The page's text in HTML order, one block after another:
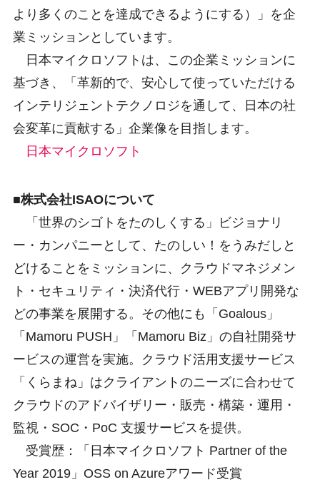
より多くのことを達成できるようにする）」を企
業ミッションとしています。
日本マイクロソフトは、この企業ミッションに
基づき、「革新的で、安心して使っていただける
インテリジェントテクノロジを通して、日本の社
会変革に貢献する」企業像を目指します。
日本マイクロソフト
■株式会社ISAOについて
「世界のシゴトをたのしくする」ビジョナリ
ー・カンパニーとして、たのしい！をうみだしと
どけることをミッションに、クラウドマネジメン
ト・セキュリティ・決済代行・WEBアプリ開発な
どの事業を展開する。その他にも「Goalous」
「Mamoru PUSH」「Mamoru Biz」の自社開発サ
ービスの運営を実施。クラウド活用支援サービス
「くらまね」はクライアントのニーズに合わせて
クラウドのアドバイザリー・販売・構築・運用・
監視・SOC・PoC 支援サービスを提供。
受賞歴：「日本マイクロソフト Partner of the
Year 2019」OSS on Azureアワード受賞